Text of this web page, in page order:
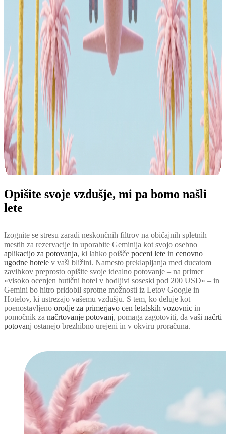
Opišite svoje vzdušje, mi pa bomo našli
lete
Izognite se stresu zaradi neskončnih filtrov na običajnih spletnih
mestih za rezervacije in uporabite Geminija kot svojo osebno
aplikacijo za potovanja, ki lahko poišče poceni lete in cenovno
ugodne hotele v vaši bližini. Namesto preklapljanja med ducatom
zavihkov preprosto opišite svoje idealno potovanje – na primer
»visoko ocenjen butični hotel v hodljivi soseski pod 200 USD« – in
Gemini bo hitro pridobil sprotne možnosti iz Letov Google in
Hotelov, ki ustrezajo vašemu vzdušju. S tem, ko deluje kot
poenostavljeno orodje za primerjavo cen letalskih vozovnic in
pomočnik za načrtovanje potovanj, pomaga zagotoviti, da vaši načrti
potovanj ostanejo brezhibno urejeni in v okviru proračuna.